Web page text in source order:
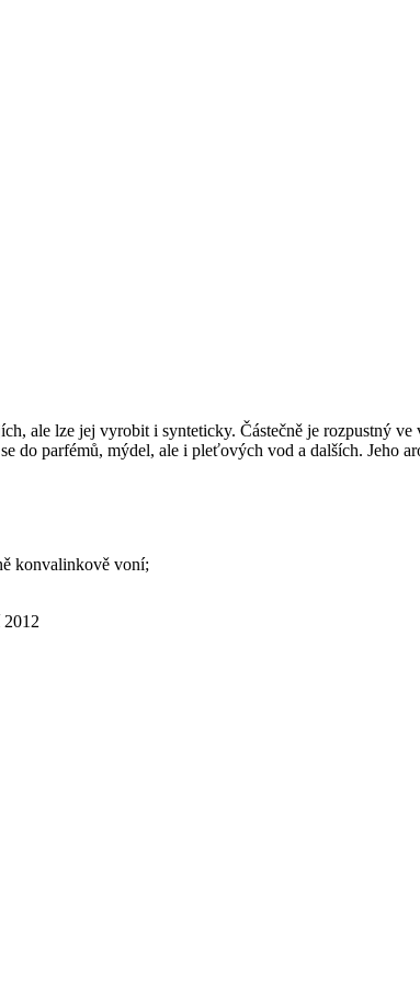
ale lze jej vyrobit i synteticky. Částečně je rozpustný
parfémů, mýdel, ale i pleťových vod a dalších. Jeho
konvalinkově voní;